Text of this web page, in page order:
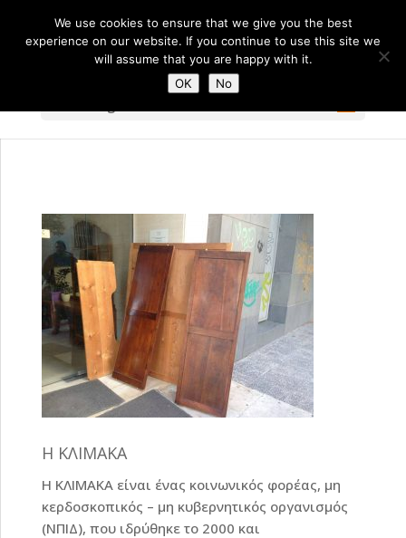
Η ΚΛΙΜΑΚΑ
Η ΚΛΙΜΑΚΑ είναι ένας κοινωνικός φορέας, μη
κερδοσκοπικός – μη κυβερνητικός οργανισμός
(ΝΠΙΔ), που ιδρύθηκε το 2000 και
We use cookies to ensure that we give you the best
experience on our website. If you continue to use this site we
will assume that you are happy with it.
OK
No